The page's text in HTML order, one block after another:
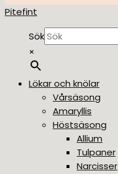
Pitefint
Sök
×
Lökar och knölar
Vårsäsong
Amaryllis
Höstsäsong
Allium
Tulpaner
Narcisser